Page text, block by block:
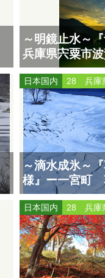
～明鏡止水～
兵庫県宍粟市
日本国内 28 兵庫
～滴水成氷～
様』ー一宮町
日本国内 28 兵庫